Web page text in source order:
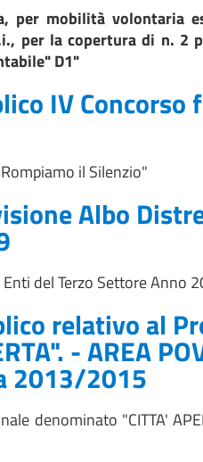
per mobilità volontaria
per la copertura di n. 2
D1"
IV Concorso
il Silenzio"
Albo
del Terzo Settore Anno
relativo al
- AREA
2013/2015
denominato "CITTA'